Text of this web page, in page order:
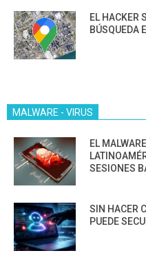
EL HACKER
BÚSQUEDA
MALWARE - VIRUS
EL
SESIONES
SIN HACER
PUEDE